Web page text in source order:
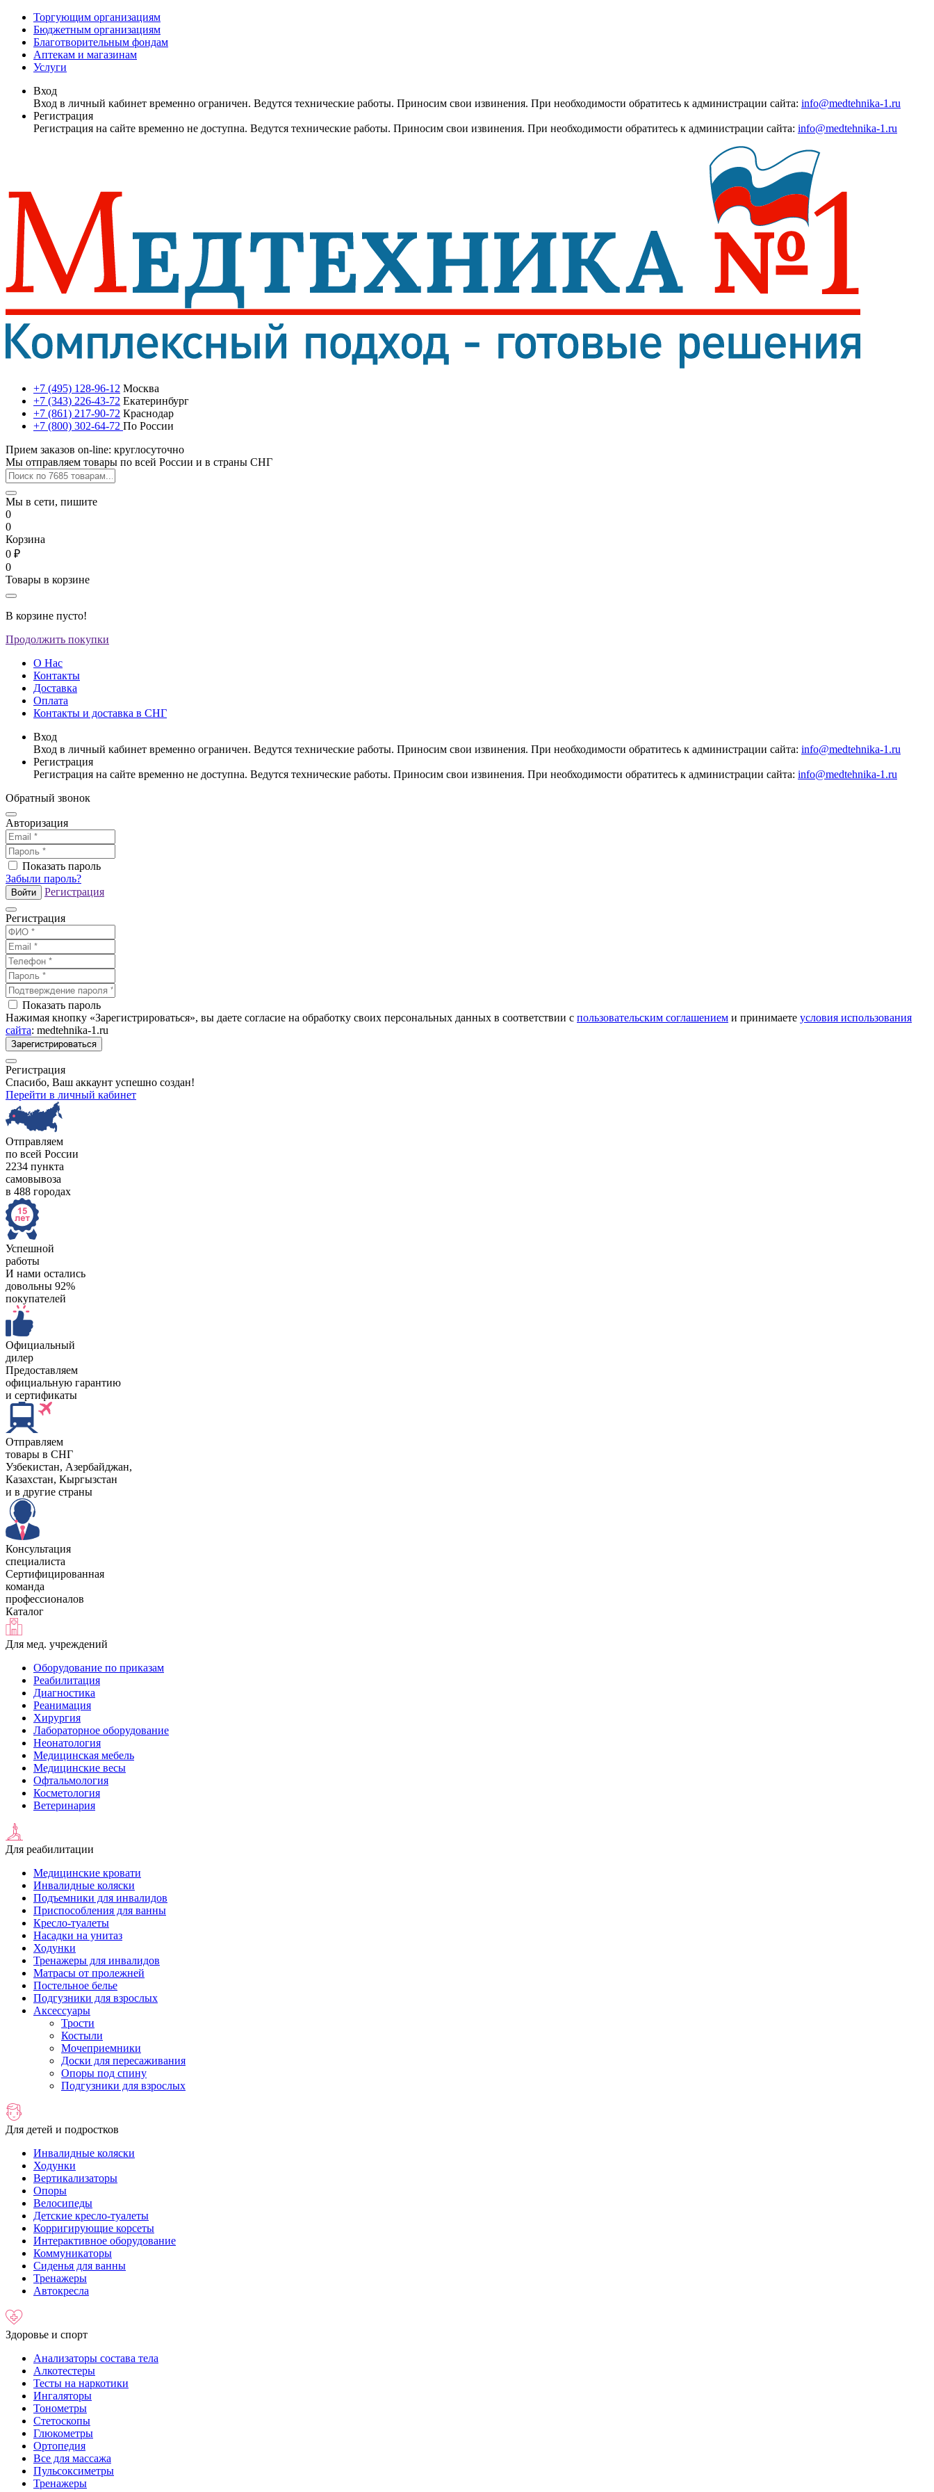
Торгующим организациям
Бюджетным организациям
Благотворительным фондам
Аптекам и магазинам
Услуги
Вход
Вход в личный кабинет временно ограничен. Ведутся технические работы. Приносим свои извинения. При необходимости обратитесь к администрации сайта: info@medtehnika-1.ru
Регистрация
Регистрация на сайте временно не доступна. Ведутся технические работы. Приносим свои извинения. При необходимости обратитесь к администрации сайта: info@medtehnika-1.ru
+7 (495) 128-96-12 Москва
+7 (343) 226-43-72 Екатеринбург
+7 (861) 217-90-72 Краснодар
+7 (800) 302-64-72 По России
Прием заказов on-line: круглосуточно
Мы отправляем товары по всей России и в страны СНГ
Мы в сети, пишите
0
0
Корзина
0 ₽
0
Товары в корзине
В корзине пусто!
Продолжить покупки
О Нас
Контакты
Доставка
Оплата
Контакты и доставка в СНГ
Вход
Вход в личный кабинет временно ограничен. Ведутся технические работы. Приносим свои извинения. При необходимости обратитесь к администрации сайта: info@medtehnika-1.ru
Регистрация
Регистрация на сайте временно не доступна. Ведутся технические работы. Приносим свои извинения. При необходимости обратитесь к администрации сайта: info@medtehnika-1.ru
Обратный звонок
Авторизация
Показать пароль
Забыли пароль?
Войти Регистрация
Регистрация
Показать пароль
Нажимая кнопку «Зарегистрироваться», вы даете согласие на обработку своих персональных данных в соответствии с пользовательским соглашением и принимаете условия использования
сайта: medtehnika-1.ru
Зарегистрироваться
Регистрация
Спасибо, Ваш аккаунт успешно создан!
Перейти в личный кабинет
Отправляем
по всей России
2234 пункта
самовывоза
в 488 городах
Успешной
работы
И нами остались
довольны 92%
покупателей
Официальный
дилер
Предоставляем
официальную гарантию
и сертификаты
Отправляем
товары в СНГ
Узбекистан, Aзербайджан,
Казахстан, Кыргызстан
и в другие страны
Консультация
специалиста
Сертифицированная
команда
профессионалов
Каталог
Для мед. учреждений
Оборудование по приказам
Реабилитация
Диагностика
Реанимация
Хирургия
Лабораторное оборудование
Неонатология
Медицинская мебель
Медицинские весы
Офтальмология
Косметология
Ветеринария
Для реабилитации
Медицинские кровати
Инвалидные коляски
Подъемники для инвалидов
Приспособления для ванны
Кресло-туалеты
Насадки на унитаз
Ходунки
Тренажеры для инвалидов
Матрасы от пролежней
Постельное белье
Подгузники для взрослых
Аксессуары
Трости
Костыли
Мочеприемники
Доски для пересаживания
Опоры под спину
Подгузники для взрослых
Для детей и подростков
Инвалидные коляски
Ходунки
Вертикализаторы
Опоры
Велосипеды
Детские кресло-туалеты
Корригирующие корсеты
Интерактивное оборудование
Коммуникаторы
Сиденья для ванны
Тренажеры
Автокресла
Здоровье и спорт
Анализаторы состава тела
Алкотестеры
Тесты на наркотики
Ингаляторы
Тонометры
Стетоскопы
Глюкометры
Ортопедия
Все для массажа
Пульсоксиметры
Тренажеры